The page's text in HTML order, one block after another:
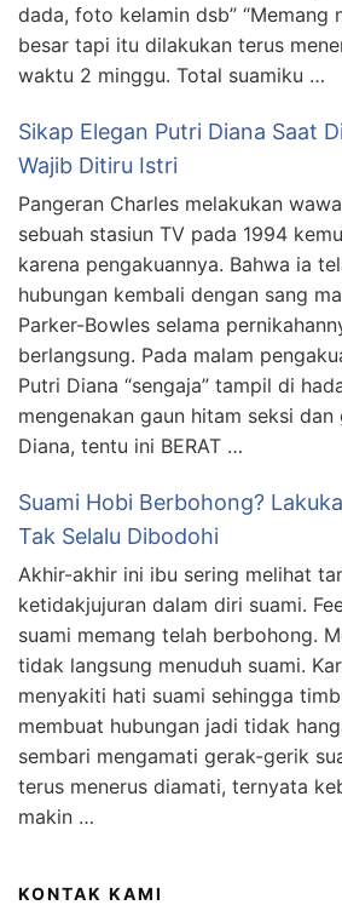
dada, foto kelamin dsb” “Memang
besar tapi itu dilakukan terus
waktu 2 minggu. Total suamiku …
Sikap Elegan Putri Diana Saat
Wajib Ditiru Istri
Pangeran Charles melakukan
sebuah stasiun TV pada 1994
karena pengakuannya. Bahwa ia
hubungan kembali dengan sang
Parker-Bowles selama
berlangsung. Pada malam
Putri Diana “sengaja” tampil di
mengenakan gaun hitam seksi dan
Diana, tentu ini BERAT …
Suami Hobi Berbohong?
Tak Selalu Dibodohi
Akhir-akhir ini ibu sering melihat
ketidakjujuran dalam diri suami.
suami memang telah berbohong.
tidak langsung menuduh suami.
menyakiti hati suami sehingga
membuat hubungan jadi tidak
sembari mengamati gerak-gerik
terus menerus diamati, ternyata
makin …
KONTAK KAMI